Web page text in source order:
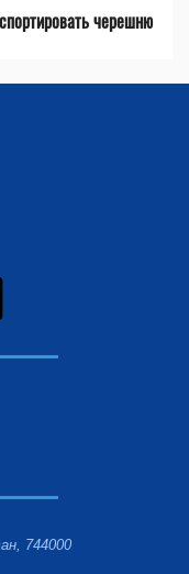
черешню
744000